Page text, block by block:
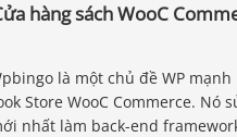
hàng sách WooC
là một chủ đề WP
Store WooC Commerce. Nó
nhất làm back-end